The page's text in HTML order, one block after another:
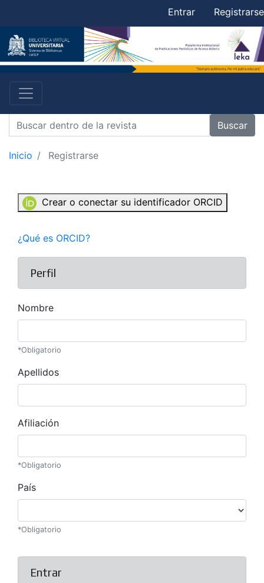
Entrar Registrarse
Buscar
Inicio Registrarse
Crear o conectar su identificador ORCID
¿Qué es ORCID?
Perfil
Nombre
*Obligatorio
Apellidos
Afiliación
*Obligatorio
País
*Obligatorio
Entrar